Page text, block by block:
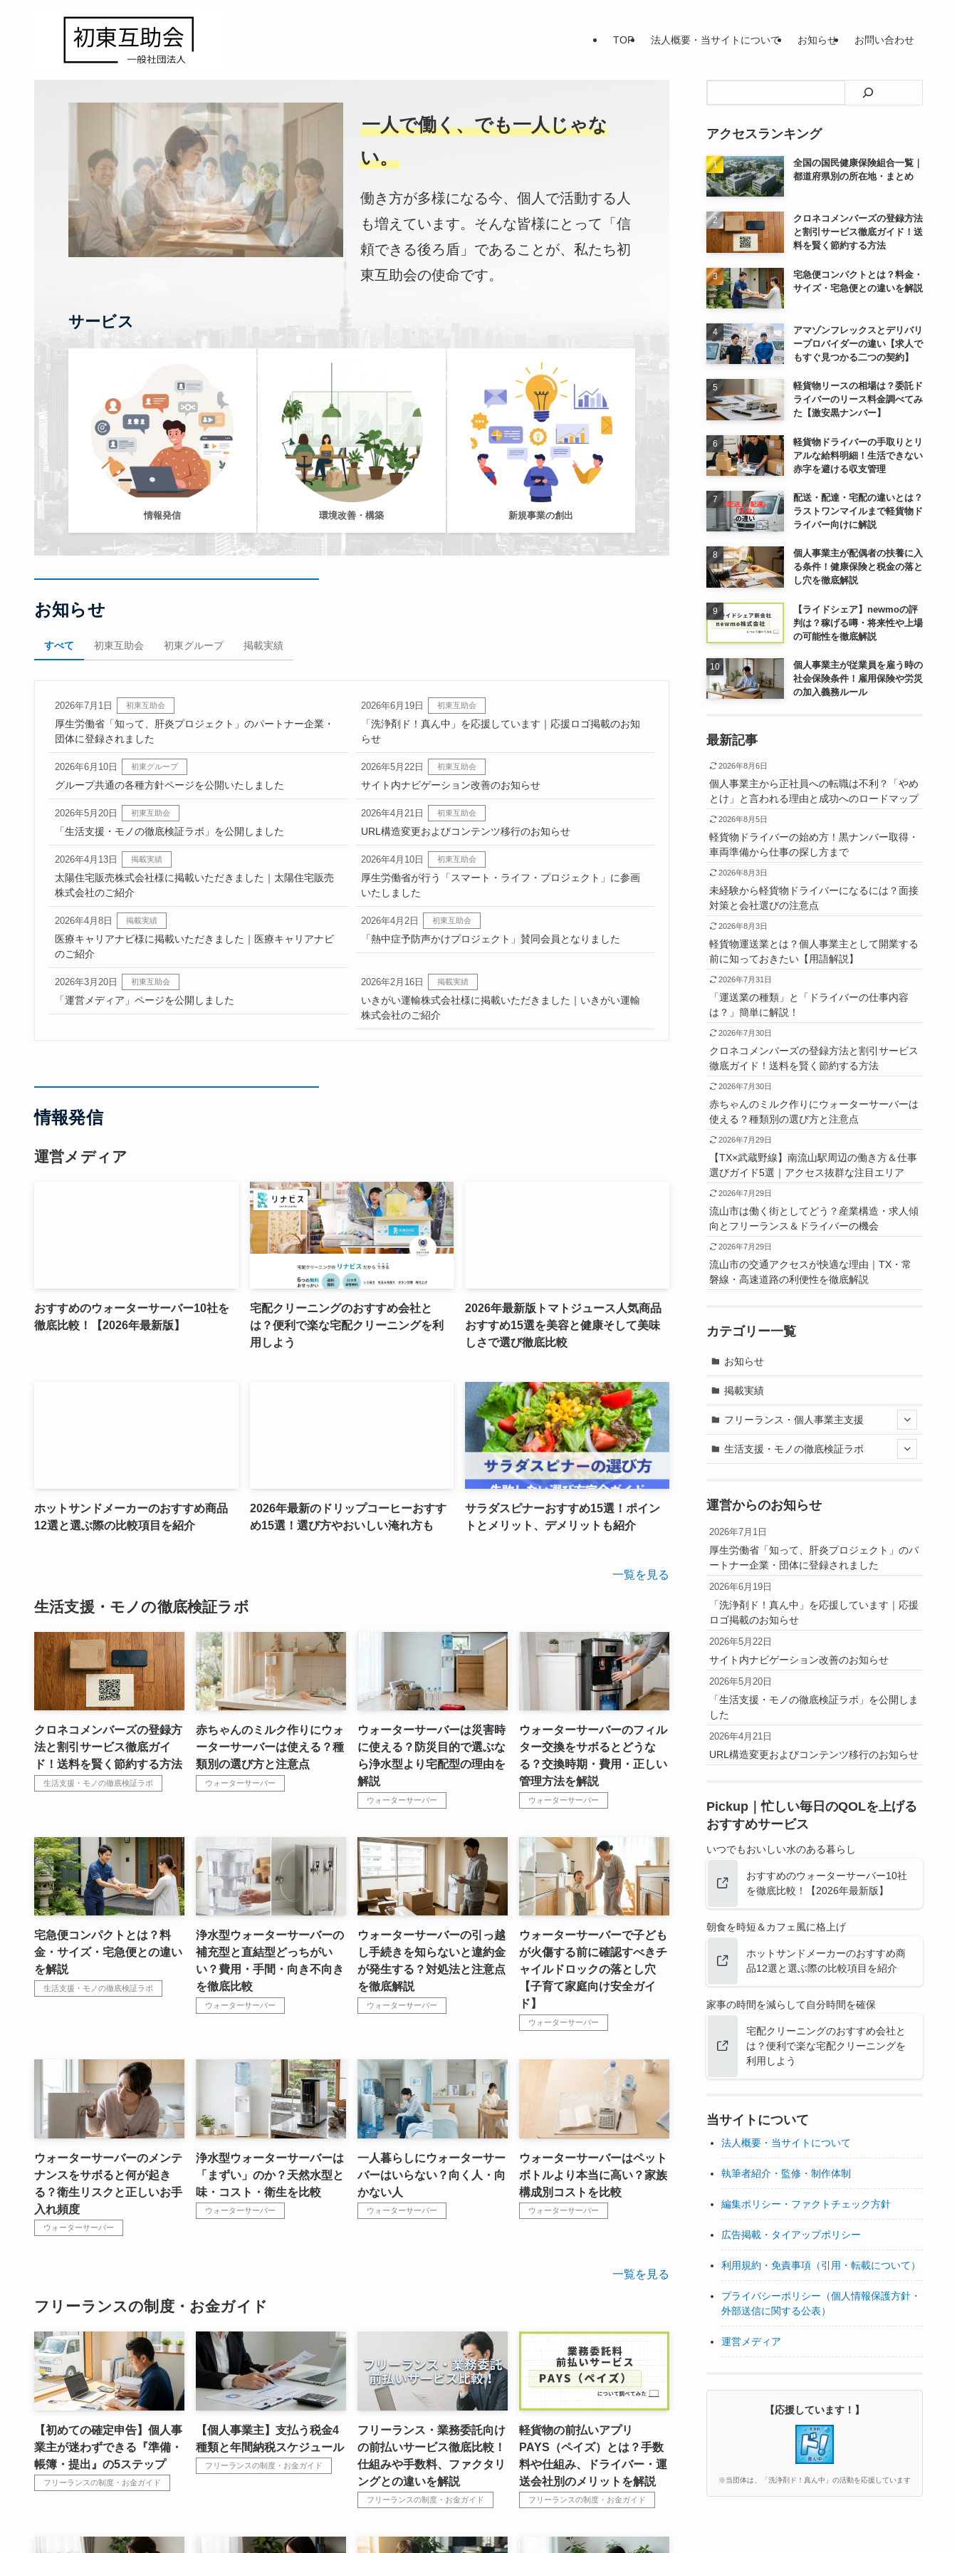
TOP 法人概要・当サイトについて お知らせ お問い合わせ
一人で働く、でも一人じゃな
い。
働き方が多様になる今、個人で活動する人
も増えています。そんな皆様にとって「信
頼できる後ろ盾」であることが、私たち初
東互助会の使命です。
サービス
情報発信 環境改善・構築 新規事業の創出
お知らせ
すべて 初東互助会 初東グループ 掲載実績
2026年7月1日 初東互助会
厚生労働省「知って、肝炎プロジェクト」のパートナー企業・
団体に登録されました
2026年6月19日 初東互助会
「洗浄剤ド！真ん中」を応援しています｜応援ロゴ掲載のお知
らせ
2026年6月10日 初東グループ
グループ共通の各種方針ページを公開いたしました
2026年5月22日 初東互助会
サイト内ナビゲーション改善のお知らせ
2026年5月20日 初東互助会
「生活支援・モノの徹底検証ラボ」を公開しました
2026年4月21日 初東互助会
URL構造変更およびコンテンツ移行のお知らせ
2026年4月13日 掲載実績
太陽住宅販売株式会社様に掲載いただきました｜太陽住宅販売
株式会社のご紹介
2026年4月10日 初東互助会
厚生労働省が行う「スマート・ライフ・プロジェクト」に参画
いたしました
2026年4月8日 掲載実績
医療キャリアナビ様に掲載いただきました｜医療キャリアナビ
のご紹介
2026年4月2日 初東互助会
「熱中症予防声かけプロジェクト」賛同会員となりました
2026年3月20日 初東互助会
「運営メディア」ページを公開しました
2026年2月16日 掲載実績
いきがい運輸株式会社様に掲載いただきました｜いきがい運輸
株式会社のご紹介
情報発信
運営メディア
おすすめのウォーターサーバー10社を
徹底比較！【2026年最新版】
宅配クリーニングのおすすめ会社と
は？便利で楽な宅配クリーニングを利
用しよう
2026年最新版トマトジュース人気商品
おすすめ15選を美容と健康そして美味
しさで選び徹底比較
ホットサンドメーカーのおすすめ商品
12選と選ぶ際の比較項目を紹介
2026年最新のドリップコーヒーおすす
め15選！選び方やおいしい淹れ方も
サラダスピナーおすすめ15選！ポイン
トとメリット、デメリットも紹介
一覧を見る
生活支援・モノの徹底検証ラボ
クロネコメンバーズの登録方
法と割引サービス徹底ガイ
ド！送料を賢く節約する方法
生活支援・モノの徹底検証ラボ
赤ちゃんのミルク作りにウォ
ーターサーバーは使える？種
類別の選び方と注意点
ウォーターサーバー
ウォーターサーバーは災害時
に使える？防災目的で選ぶな
ら浄水型より宅配型の理由を
解説
ウォーターサーバー
ウォーターサーバーのフィル
ター交換をサボるとどうな
る？交換時期・費用・正しい
管理方法を解説
ウォーターサーバー
宅急便コンパクトとは？料
金・サイズ・宅急便との違い
を解説
生活支援・モノの徹底検証ラボ
浄水型ウォーターサーバーの
補充型と直結型どっちがい
い？費用・手間・向き不向き
を徹底比較
ウォーターサーバー
ウォーターサーバーの引っ越
し手続きを知らないと違約金
が発生する？対処法と注意点
を徹底解説
ウォーターサーバー
ウォーターサーバーで子ども
が火傷する前に確認すべきチ
ャイルドロックの落とし穴
【子育て家庭向け安全ガイ
ド】
ウォーターサーバー
ウォーターサーバーのメンテ
ナンスをサボると何が起き
る？衛生リスクと正しいお手
入れ頻度
ウォーターサーバー
浄水型ウォーターサーバーは
「まずい」のか？天然水型と
味・コスト・衛生を比較
ウォーターサーバー
一人暮らしにウォーターサー
バーはいらない？向く人・向
かない人
ウォーターサーバー
ウォーターサーバーはペット
ボトルより本当に高い？家族
構成別コストを比較
ウォーターサーバー
一覧を見る
フリーランスの制度・お金ガイド
【初めての確定申告】個人事
業主が迷わずできる『準備・
帳簿・提出』の5ステップ
フリーランスの制度・お金ガイド
【個人事業主】支払う税金4
種類と年間納税スケジュール
フリーランスの制度・お金ガイド
フリーランス・業務委託向け
の前払いサービス徹底比較！
仕組みや手数料、ファクタリ
ングとの違いを解説
フリーランスの制度・お金ガイド
軽貨物の前払いアプリ
PAYS（ペイズ）とは？手数
料や仕組み、ドライバー・運
送会社別のメリットを解説
フリーランスの制度・お金ガイド
索
アクセスランキング
全国の国民健康保険組合一覧｜
都道府県別の所在地・まとめ
クロネコメンバーズの登録方法
と割引サービス徹底ガイド！送
料を賢く節約する方法
宅急便コンパクトとは？料金・
サイズ・宅急便との違いを解説
アマゾンフレックスとデリバリ
ープロバイダーの違い【求人で
もすぐ見つかる二つの契約】
軽貨物リースの相場は？委託ド
ライバーのリース料金調べてみ
た【激安黒ナンバー】
軽貨物ドライバーの手取りとリ
アルな給料明細！生活できない
赤字を避ける収支管理
配送・配達・宅配の違いとは？
ラストワンマイルまで軽貨物ド
ライバー向けに解説
個人事業主が配偶者の扶養に入
る条件！健康保険と税金の落と
し穴を徹底解説
【ライドシェア】newmoの評
判は？稼げる噂・将来性や上場
の可能性を徹底解説
個人事業主が従業員を雇う時の
社会保険条件！雇用保険や労災
の加入義務ルール
最新記事
2026年8月6日
個人事業主から正社員への転職は不利？「やめ
とけ」と言われる理由と成功へのロードマップ
2026年8月5日
軽貨物ドライバーの始め方！黒ナンバー取得・
車両準備から仕事の探し方まで
2026年8月3日
未経験から軽貨物ドライバーになるには？面接
対策と会社選びの注意点
2026年8月3日
軽貨物運送業とは？個人事業主として開業する
前に知っておきたい【用語解説】
2026年7月31日
「運送業の種類」と「ドライバーの仕事内容
は？」簡単に解説！
2026年7月30日
クロネコメンバーズの登録方法と割引サービス
徹底ガイド！送料を賢く節約する方法
2026年7月30日
赤ちゃんのミルク作りにウォーターサーバーは
使える？種類別の選び方と注意点
2026年7月29日
【TX×武蔵野線】南流山駅周辺の働き方＆仕事
選びガイド5選｜アクセス抜群な注目エリア
2026年7月29日
流山市は働く街としてどう？産業構造・求人傾
向とフリーランス＆ドライバーの機会
2026年7月29日
流山市の交通アクセスが快適な理由｜TX・常
磐線・高速道路の利便性を徹底解説
カテゴリー一覧
お知らせ
掲載実績
フリーランス・個人事業主支援
生活支援・モノの徹底検証ラボ
運営からのお知らせ
2026年7月1日
厚生労働省「知って、肝炎プロジェクト」のパ
ートナー企業・団体に登録されました
2026年6月19日
「洗浄剤ド！真ん中」を応援しています｜応援
ロゴ掲載のお知らせ
2026年5月22日
サイト内ナビゲーション改善のお知らせ
2026年5月20日
「生活支援・モノの徹底検証ラボ」を公開しま
した
2026年4月21日
URL構造変更およびコンテンツ移行のお知らせ
Pickup｜忙しい毎日のQOLを上げる
おすすめサービス
いつでもおいしい水のある暮らし
おすすめのウォーターサーバー10社
を徹底比較！【2026年最新版】
朝食を時短＆カフェ風に格上げ
ホットサンドメーカーのおすすめ商
品12選と選ぶ際の比較項目を紹介
家事の時間を減らして自分時間を確保
宅配クリーニングのおすすめ会社と
は？便利で楽な宅配クリーニングを
利用しよう
当サイトについて
法人概要・当サイトについて
執筆者紹介・監修・制作体制
編集ポリシー・ファクトチェック方針
広告掲載・タイアップポリシー
利用規約・免責事項（引用・転載について）
プライバシーポリシー（個人情報保護方針・
外部送信に関する公表）
運営メディア
【応援しています！】
※当団体は、「洗浄剤ド！真ん中」の活動を応援しています